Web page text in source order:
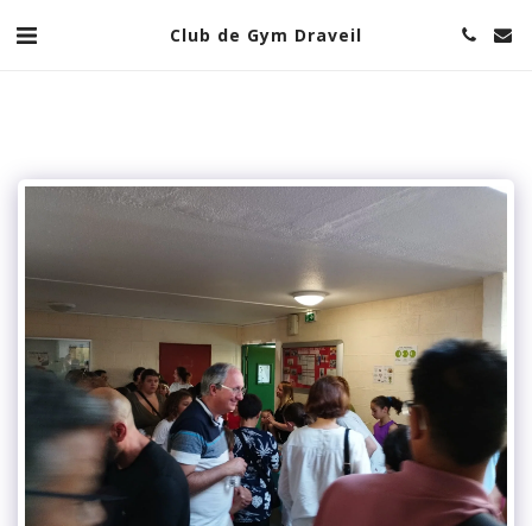
Club de Gym Draveil